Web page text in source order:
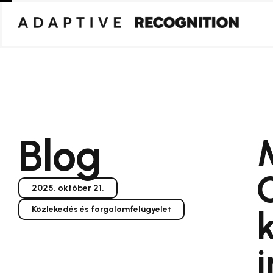
Blog
2025. október 21.
Közlekedés és forgalomfelügyelet